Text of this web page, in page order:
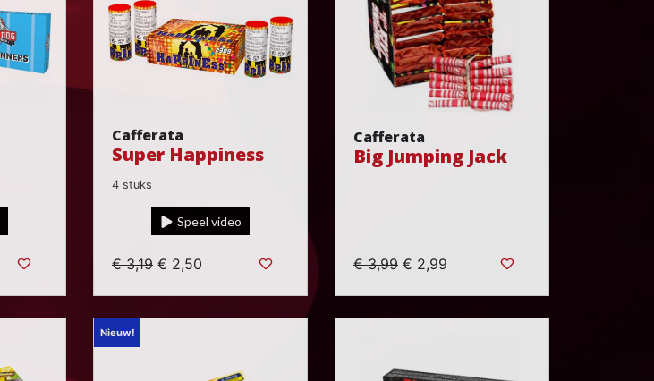
Cafferata
Super Happiness
4 stuks
Speel video
€ 3,19 € 2,50
Cafferata
Big Jumping Jack
€ 3,99 € 2,99
Nieuw!